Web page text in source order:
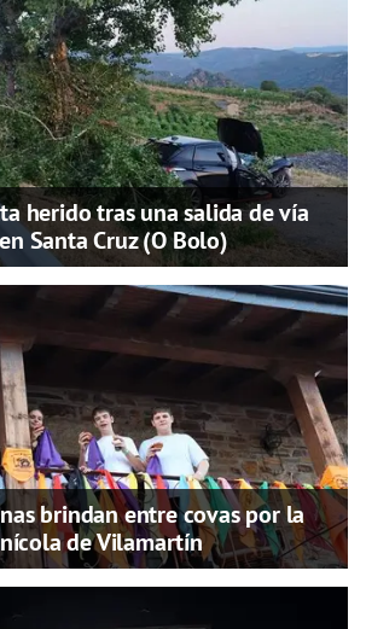
herido tras una salida de vía
Santa Cruz (O Bolo)
brindan entre covas por la
de Vilamartín